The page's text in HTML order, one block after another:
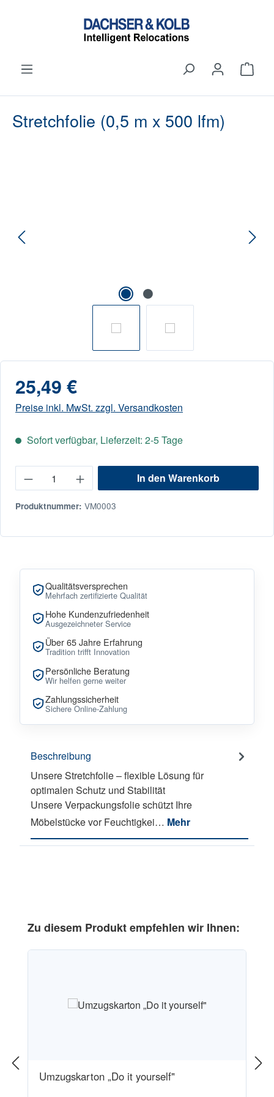
Stretchfolie (0,5 m x 500 lfm)
25,49 €
Preise inkl. MwSt. zzgl. Versandkosten
Sofort verfügbar, Lieferzeit: 2-5 Tage
Produkt Anzahl: Gib den gewünschten
In den Warenkorb
Produktnummer: VM0003
Qualitätsversprechen
Mehrfach zertifizierte Qualität
Hohe Kundenzufriedenheit
Ausgezeichneter Service
Über 65 Jahre Erfahrung
Tradition trifft Innovation
Persönliche Beratung
Wir helfen gerne weiter
Zahlungssicherheit
Sichere Online-Zahlung
Beschreibung
Unsere Stretchfolie – flexible Lösung für
optimalen Schutz und Stabilität
Unsere Verpackungsfolie schützt Ihre
Möbelstücke vor Feuchtigkei… Mehr
Produktgalerie überspringen
Zu diesem Produkt empfehlen wir Ihnen:
Umzugskarton „Do it yourself"